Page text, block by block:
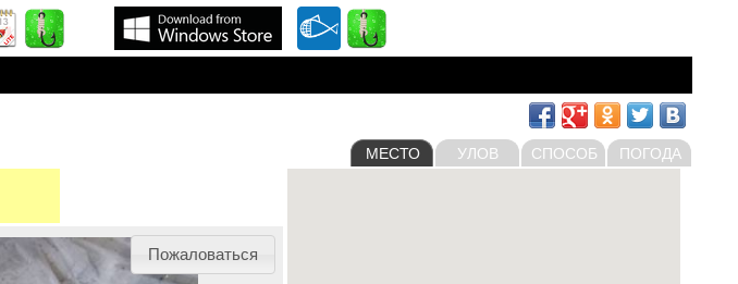
МЕСТО УЛОВ СПОСОБ ПОГОДА
Пожаловаться